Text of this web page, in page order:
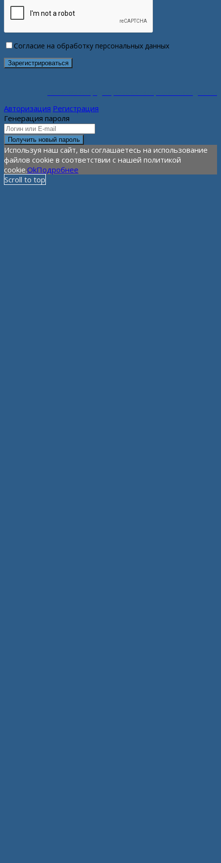
Согласие на обработку персональных данных
Авторизация Регистрация
Генерация пароля
Используя наш сайт, вы соглашаетесь на использование
файлов cookie в соответствии с нашей политикой
cookie.OkПодробнее
Scroll to top